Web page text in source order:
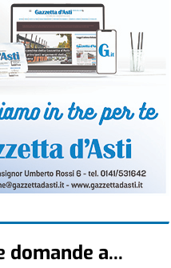
domande a...